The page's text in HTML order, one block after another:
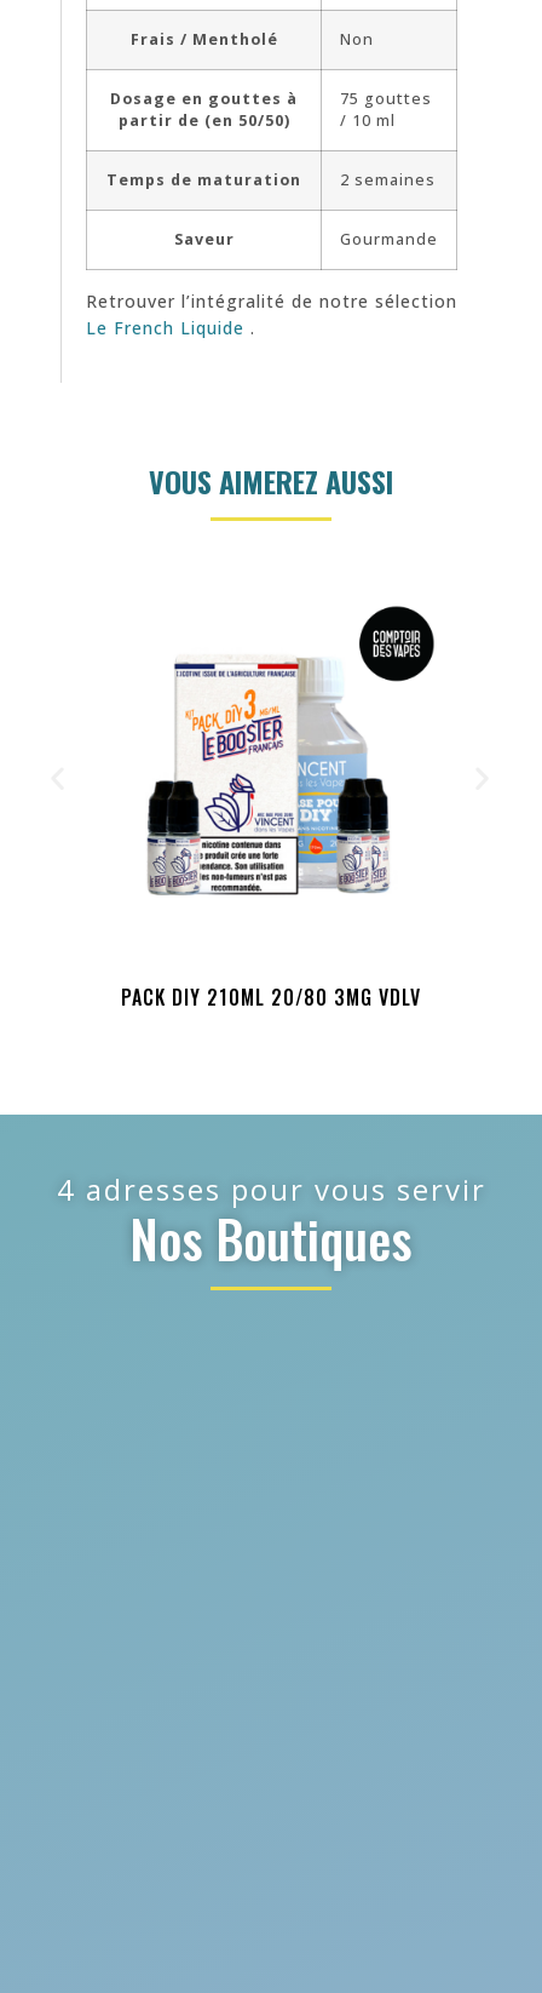
Frais / Mentholé Non
Dosage en gouttes à
partir de (en 50/50)
75 gouttes
/ 10 ml
Temps de maturation 2 semaines
Saveur Gourmande
Retrouver l’intégralité de notre sélection
Le French Liquide .
VOUS AIMEREZ AUSSI
PACK DIY 210ML 20/80 3MG VDLV
4 adresses pour vous servir
Nos Boutiques